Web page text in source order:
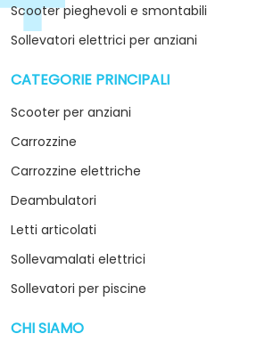
Scooter pieghevoli e smontabili
Sollevatori elettrici per anziani
CATEGORIE PRINCIPALI
Scooter per anziani
Carrozzine
Carrozzine elettriche
Deambulatori
Letti articolati
Sollevamalati elettrici
Sollevatori per piscine
CHI SIAMO